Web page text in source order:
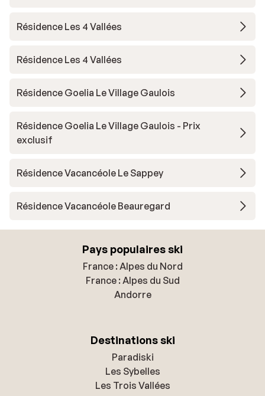
Résidence Les 4 Vallées
Résidence Les 4 Vallées
Résidence Goelia Le Village Gaulois
Résidence Goelia Le Village Gaulois - Prix
exclusif
Résidence Vacancéole Le Sappey
Résidence Vacancéole Beauregard
Pays populaires ski
France : Alpes du Nord
France : Alpes du Sud
Andorre
Destinations ski
Paradiski
Les Sybelles
Les Trois Vallées